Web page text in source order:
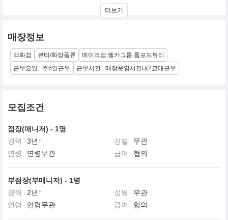
했습니다. ‘톰 포드 뷰티’는 제품력과 서비스 그리고 장인 정신을 다
양하게 갖춘 하이-엔드 뷰티 브랜드입니다. 톰 포드는 메이크업, 스
며, 부드럽고 우아하게 또는 강렬하고 과감하게 본인의 가장 매력적
이고 열정적인 모습을 표현하는 힘을 지녔다고 말합니다. 여성 개개
인에게 잠재된 아름다움과 보다 결점 없이 빛나는 피부, 매력적이고
감각적인 컬러 표현을 위한 스킨 케어부터 메이크업 제품까지 다양
한 제품을 선보이고 있습니다. 또한 고귀한 원료를 사용한 ‘럭셔리
사랑 받고 있습니다.
더보기
매장정보
백화점 뷰티/화장품류
메이크업,엘카그룹,톰포드뷰티
근무요일 : 주5일근무
근무시간 : 매장운영시간내2교대근무
모집조건
점장(매니저) - 1명
경력
3년↑ 성별
무관
연령
연령무관 급여 협의
부점장(부매니저) - 1명
경력
2년↑ 성별
무관
연령
연령무관 급여 협의